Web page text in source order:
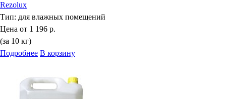
Rezolux
Тип: для влажных помещений
Цена от 1 196 р.
(за 10 кг)
Подробнее В корзину